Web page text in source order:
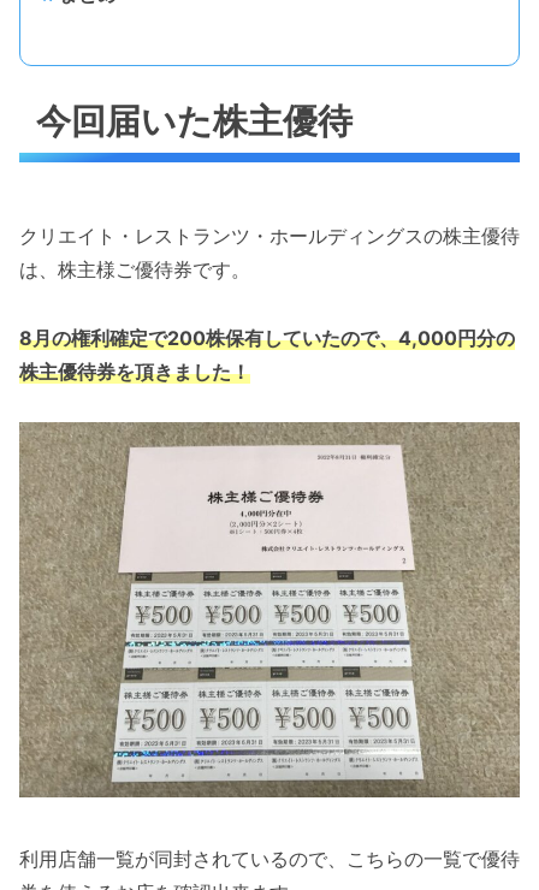
今回届いた株主優待
クリエイト・レストランツ・ホールディングスの株主優待
は、株主様ご優待券です。
8月の権利確定で200株保有していたので、4,000円分の
株主優待券を頂きました！
利用店舗一覧が同封されているので、こちらの一覧で優待